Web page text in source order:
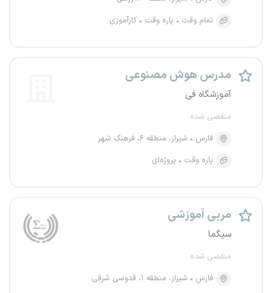
تمام وقت
پاره وقت کارآموزی
مدرس هوش مصنوعی
آموزشگاه فی
منقضی شده
فارس
شیراز، منطقه ۶، فرهنگ شهر
پاره وقت
پروژه‌ای
مربی آموزشی
سیگما
منقضی شده
فارس
شیراز، منطقه ۱، قدوسی شرقی